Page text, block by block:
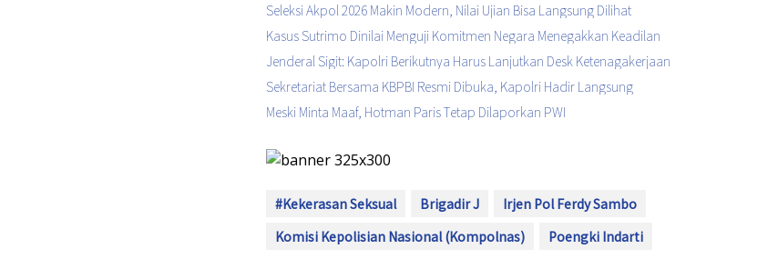
Seleksi Akpol 2026 Makin Modern, Nilai Ujian Bisa Langsung Dilihat
Kasus Sutrimo Dinilai Menguji Komitmen Negara Menegakkan Keadilan
Jenderal Sigit: Kapolri Berikutnya Harus Lanjutkan Desk Ketenagakerjaan
Sekretariat Bersama KBPBI Resmi Dibuka, Kapolri Hadir Langsung
Meski Minta Maaf, Hotman Paris Tetap Dilaporkan PWI
#Kekerasan Seksual Brigadir J
Irjen Pol Ferdy Sambo
Komisi Kepolisian Nasional (Kompolnas)
Poengki Indarti